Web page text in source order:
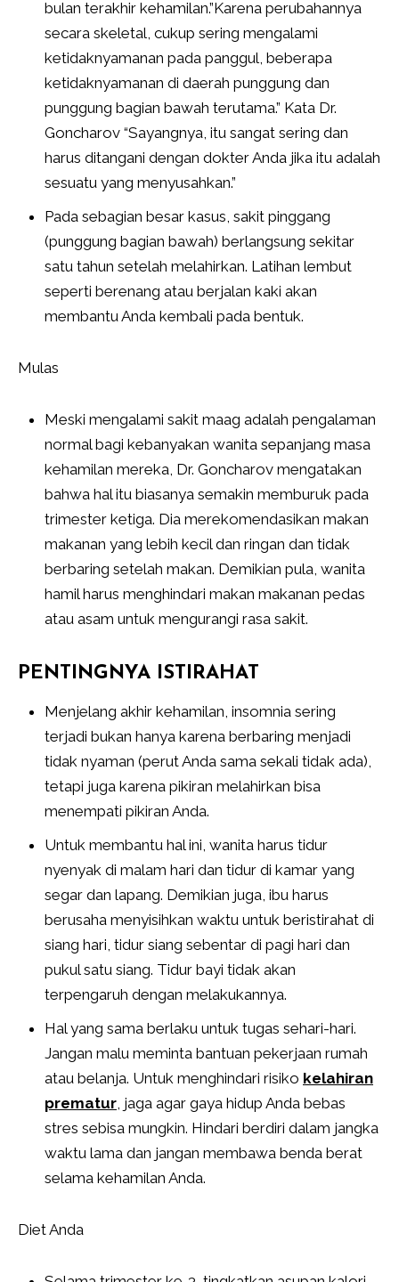
bulan terakhir kehamilan.”Karena perubahannya
secara skeletal, cukup sering mengalami
ketidaknyamanan pada panggul, beberapa
ketidaknyamanan di daerah punggung dan
punggung bagian bawah terutama.” Kata Dr.
Goncharov “Sayangnya, itu sangat sering dan
harus ditangani dengan dokter Anda jika itu adalah
sesuatu yang menyusahkan.”
Pada sebagian besar kasus, sakit pinggang
(punggung bagian bawah) berlangsung sekitar
satu tahun setelah melahirkan. Latihan lembut
seperti berenang atau berjalan kaki akan
membantu Anda kembali pada bentuk.
Mulas
Meski mengalami sakit maag adalah pengalaman
normal bagi kebanyakan wanita sepanjang masa
kehamilan mereka, Dr. Goncharov mengatakan
bahwa hal itu biasanya semakin memburuk pada
trimester ketiga. Dia merekomendasikan makan
makanan yang lebih kecil dan ringan dan tidak
berbaring setelah makan. Demikian pula, wanita
hamil harus menghindari makan makanan pedas
atau asam untuk mengurangi rasa sakit.
PENTINGNYA ISTIRAHAT
Menjelang akhir kehamilan, insomnia sering
terjadi bukan hanya karena berbaring menjadi
tidak nyaman (perut Anda sama sekali tidak ada),
tetapi juga karena pikiran melahirkan bisa
menempati pikiran Anda.
Untuk membantu hal ini, wanita harus tidur
nyenyak di malam hari dan tidur di kamar yang
segar dan lapang. Demikian juga, ibu harus
berusaha menyisihkan waktu untuk beristirahat di
siang hari, tidur siang sebentar di pagi hari dan
pukul satu siang. Tidur bayi tidak akan
terpengaruh dengan melakukannya.
Hal yang sama berlaku untuk tugas sehari-hari.
Jangan malu meminta bantuan pekerjaan rumah
atau belanja. Untuk menghindari risiko kelahiran
prematur, jaga agar gaya hidup Anda bebas
stres sebisa mungkin. Hindari berdiri dalam jangka
waktu lama dan jangan membawa benda berat
selama kehamilan Anda.
Diet Anda